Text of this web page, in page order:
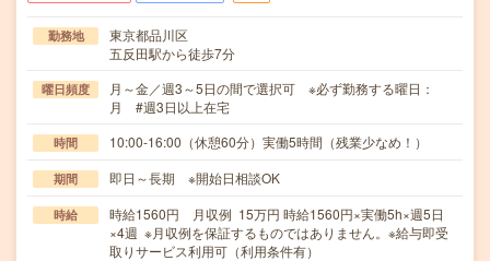
勤務地
東京都品川区
五反田駅から徒歩7分
曜日頻度
月～金／週3～5日の間で選択可 ※必ず勤務する曜日：
月 #週3日以上在宅
時間 10:00-16:00（休憩60分）実働5時間（残業少なめ！）
期間 即日～長期 ※開始日相談OK
時給
時給1560円 月収例 15万円 時給1560円×実働5h×週5日
×4週 ※月収例を保証するものではありません。※給与即受
取りサービス利用可（利用条件有）